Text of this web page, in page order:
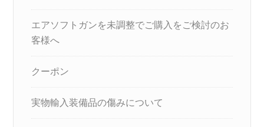
エアソフトガンを未調整でご購入をご検討のお
客様へ
クーポン
実物輸入装備品の傷みについて